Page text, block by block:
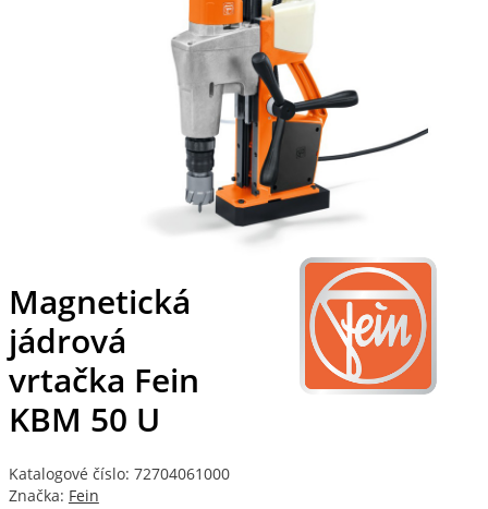
Magnetická
jádrová
vrtačka Fein
KBM 50 U
Katalogové číslo: 72704061000
Značka: Fein